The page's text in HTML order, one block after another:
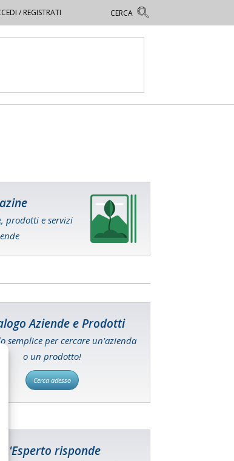
/ REGISTRATI
prodotti e servizi
Aziende e Prodotti
semplice per cercare un'azienda
o un prodotto!
Cerca adesso
L'Esperto risponde